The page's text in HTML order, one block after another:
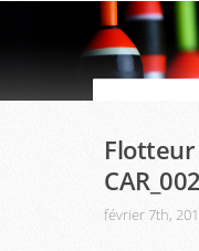
Flotteur
février 7th,